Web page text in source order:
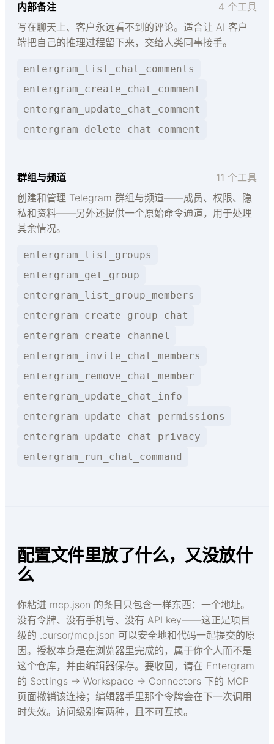
内部备注
4 个工具
写在聊天上、客户永远看不到的评论。适合让 AI 客户
端把自己的推理过程留下来，交给人类同事接手。
entergram_list_chat_comments
entergram_create_chat_comment
entergram_update_chat_comment
entergram_delete_chat_comment
群组与频道
11 个工具
创建和管理 Telegram 群组与频道——成员、权限、隐
私和资料——另外还提供一个原始命令通道，用于处理
其余情况。
entergram_list_groups
entergram_get_group
entergram_list_group_members
entergram_create_group_chat
entergram_create_channel
entergram_invite_chat_members
entergram_remove_chat_member
entergram_update_chat_info
entergram_update_chat_permissions
entergram_update_chat_privacy
entergram_run_chat_command
配置文件里放了什么，又没放什
么
你粘进 mcp.json 的条目只包含一样东西：一个地址。
没有令牌、没有手机号、没有 API key——这正是项目
级的 .cursor/mcp.json 可以安全地和代码一起提交的原
因。授权本身是在浏览器里完成的，属于你个人而不是
这个仓库，并由编辑器保存。要收回，请在 Entergram
的 Settings → Workspace → Connectors 下的 MCP
页面撤销该连接；编辑器手里那个令牌会在下一次调用
时失效。访问级别有两种，且不可互换。